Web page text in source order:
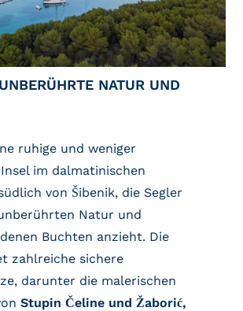
NATUR UND
ruhige und weniger
im dalmatinischen
von Šibenik, die Segler
Natur und
Buchten anzieht. Die
zahlreiche sichere
darunter die malerischen
Stupin Čeline und Žaborić,